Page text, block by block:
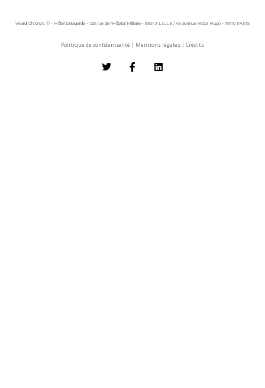
Vivaldi Chronos © - Hôtel Delagarde - 120, rue de l'Hôpital Militaire - 59043 LILLE / 45 avenue Victor Hugo - 75116 PARIS
Politique de confidentialité | Mentions légales | Crédits